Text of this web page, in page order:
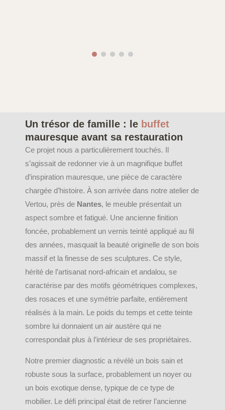
Un trésor de famille : le buffet
mauresque avant sa restauration
Ce projet nous a particulièrement touchés. Il
s’agissait de redonner vie à un magnifique buffet
d’inspiration mauresque, une pièce de caractère
chargée d’histoire. À son arrivée dans notre atelier de
Vertou, près de Nantes, le meuble présentait un
aspect sombre et fatigué. Une ancienne finition
foncée, probablement un vernis teinté appliqué au fil
des années, masquait la beauté originelle de son bois
massif et la finesse de ses sculptures. Ce style,
hérité de l’artisanat nord-africain et andalou, se
caractérise par des motifs géométriques complexes,
des rosaces et une symétrie parfaite, entièrement
réalisés à la main. Le poids du temps et cette teinte
sombre lui donnaient un air austère qui ne
correspondait plus à l’intérieur de ses propriétaires.
Notre premier diagnostic a révélé un bois sain et
robuste sous la surface, probablement un noyer ou
un bois exotique dense, typique de ce type de
mobilier. Le défi principal était de retirer l’ancienne